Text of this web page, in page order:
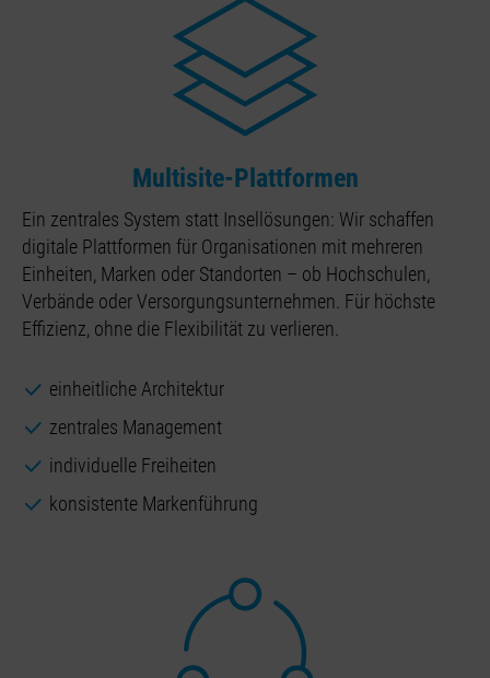
Multisite-Plattformen
Ein zentrales System statt Insellösungen: Wir schaffen
digitale Plattformen für Organisationen mit mehreren
Einheiten, Marken oder Standorten – ob Hochschulen,
Verbände oder Versorgungsunternehmen. Für höchste
Effizienz, ohne die Flexibilität zu verlieren.
einheitliche Architektur
zentrales Management
individuelle Freiheiten
konsistente Markenführung